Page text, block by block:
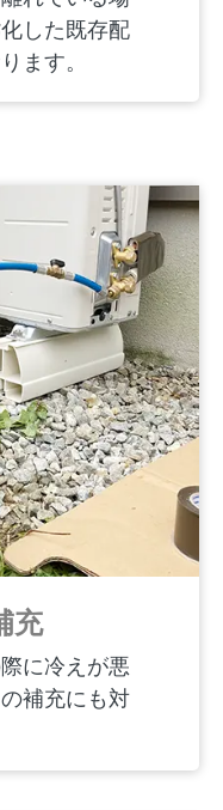
した既存配
ます。
充
に冷えが悪
補充にも対